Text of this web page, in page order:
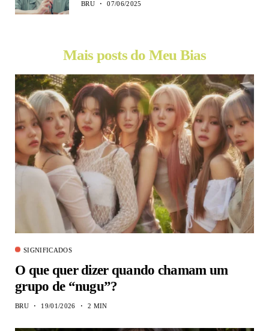
BRU 07/06/2025
Mais posts do Meu Bias
SIGNIFICADOS
O que quer dizer quando chamam um
grupo de “nugu”?
BRU 19/01/2026 2 MIN